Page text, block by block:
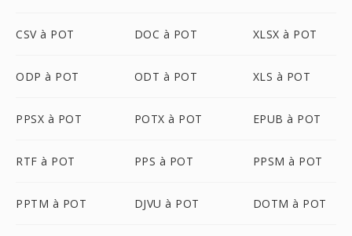
CSV à POT DOC à POT XLSX à POT
ODP à POT ODT à POT XLS à POT
PPSX à POT POTX à POT EPUB à POT
RTF à POT PPS à POT PPSM à POT
PPTM à POT DJVU à POT DOTM à POT